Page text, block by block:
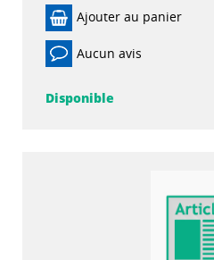
Ajouter au panier
Aucun avis
Disponible